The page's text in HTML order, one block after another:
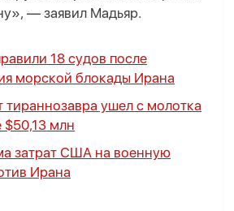
— заявил Мадьяр.
18 судов после
морской блокады Ирана
ушел с молотка
$50,13 млн
затрат США на военную
Ирана